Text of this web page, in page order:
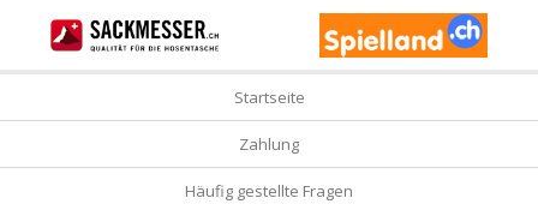
Startseite
Zahlung
Häufig gestellte Fragen